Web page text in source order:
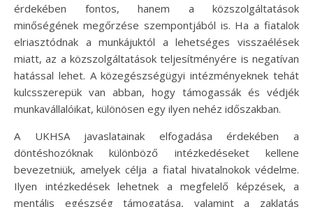
érdekében fontos, hanem a közszolgáltatások
minőségének megőrzése szempontjából is. Ha a fiatalok
elriasztódnak a munkájuktól a lehetséges visszaélések
miatt, az a közszolgáltatások teljesítményére is negatívan
hatással lehet. A közegészségügyi intézményeknek tehát
kulcsszerepük van abban, hogy támogassák és védjék
munkavállalóikat, különösen egy ilyen nehéz időszakban.
A UKHSA javaslatainak elfogadása érdekében a
döntéshozóknak különböző intézkedéseket kellene
bevezetniük, amelyek célja a fiatal hivatalnokok védelme.
Ilyen intézkedések lehetnek a megfelelő képzések, a
mentális egészség támogatása, valamint a zaklatás